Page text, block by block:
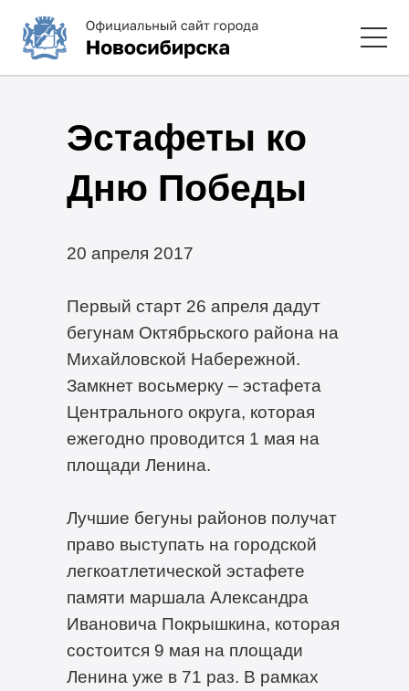
Эстафеты ко
Дню Победы
20 апреля 2017
Первый старт 26 апреля дадут
бегунам Октябрьского района на
Михайловской Набережной.
Замкнет восьмерку – эстафета
Центрального округа, которая
ежегодно проводится 1 мая на
площади Ленина.
Лучшие бегуны районов получат
право выступать на городской
легкоатлетической эстафете
памяти маршала Александра
Ивановича Покрышкина, которая
состоится 9 мая на площади
Ленина уже в 71 раз. В рамках